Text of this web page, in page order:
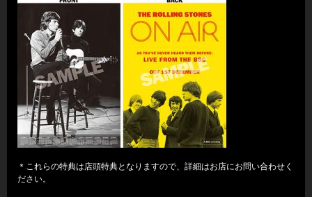
＊これらの特典は店頭特典となりますので、詳細はお店にお問い合わせく
ださい。